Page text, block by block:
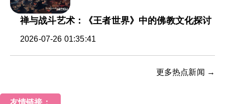
禅与战斗艺术：《王者世界》中的佛教文化探讨
2026-07-26 01:35:41
更多热点新闻 →
友情链接：